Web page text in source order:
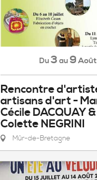
Du 3 au 9 Août
Rencontre
artisans d'art -
Cécile DACQUAY &
Colette NEGRINI
Mûr-de-Bretagne